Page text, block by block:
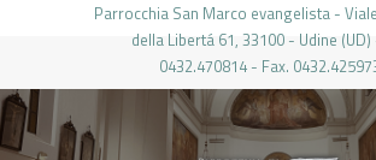
Parrocchia San Marco evangelista -
della Libertá 61, 33100 - Udine (UD)
0432.470814 - Fax.
PARROCCHIA DI SAN
HOME